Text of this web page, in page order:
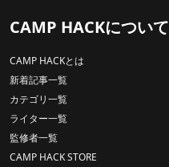
CAMP HACKについて
CAMP HACKとは
新着記事一覧
カテゴリ一覧
ライター一覧
監修者一覧
CAMP HACK STORE